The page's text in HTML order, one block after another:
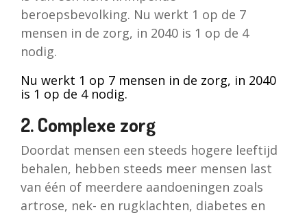
beroepsbevolking. Nu werkt 1 op de 7
mensen in de zorg, in 2040 is 1 op de 4
nodig.
Nu werkt 1 op 7 mensen in de zorg, in 2040
is 1 op de 4 nodig.
2. Complexe zorg
Doordat mensen een steeds hogere leeftijd
behalen, hebben steeds meer mensen last
van één of meerdere aandoeningen zoals
artrose, nek- en rugklachten, diabetes en